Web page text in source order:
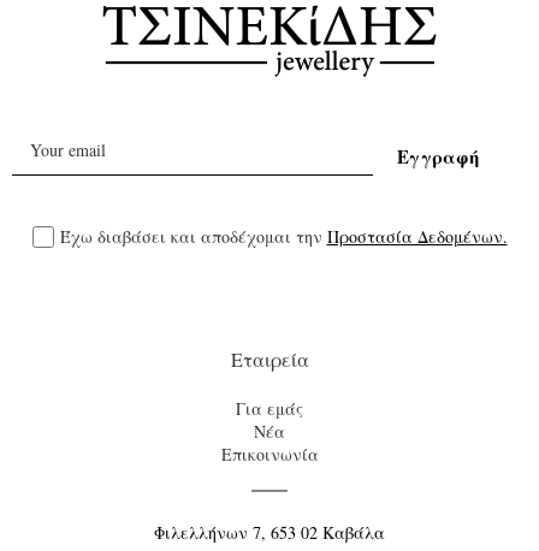
Έχω διαβάσει και αποδέχομαι την Προστασία Δεδομένων.
Εταιρεία
Για εμάς
Νέα
Επικοινωνία
Φιλελλήνων 7, 653 02 Καβάλα